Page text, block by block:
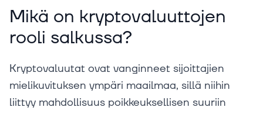
Mikä on kryptovaluuttojen
rooli salkussa?
Kryptovaluutat ovat vanginneet sijoittajien
mielikuvituksen ympäri maailmaa, sillä niihin
liittyy mahdollisuus poikkeuksellisen suuriin